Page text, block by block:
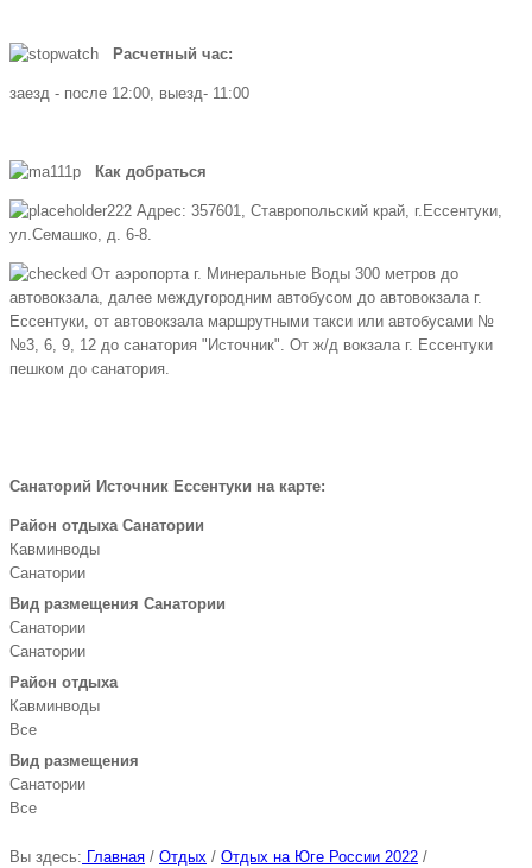
Расчетный час:
заезд - после 12:00, выезд- 11:00
Как добраться
Адрес: 357601, Ставропольский край, г.Ессентуки,
ул.Семашко, д. 6-8.
От аэропорта г. Минеральные Воды 300 метров до
автовокзала, далее междугородним автобусом до автовокзала г.
Ессентуки, от автовокзала маршрутными такси или автобусами №
№3, 6, 9, 12 до санатория "Источник". От ж/д вокзала г. Ессентуки
пешком до санатория.
Санаторий Источник Ессентуки на карте:
Район отдыха Санатории
Кавминводы
Санатории
Вид размещения Санатории
Санатории
Санатории
Район отдыха
Кавминводы
Все
Вид размещения
Санатории
Все
Вы здесь: Главная / Отдых / Отдых на Юге России 2022 /